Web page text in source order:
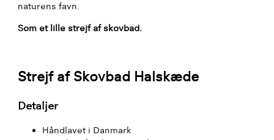
naturens favn.
Som et lille strejf af skovbad.
Strejf af Skovbad Halskæde
Detaljer
Håndlavet i Danmark